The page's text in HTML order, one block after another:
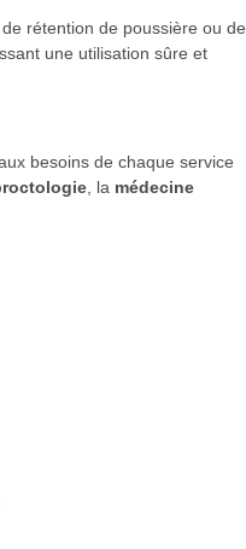
rétention de poussière ou de
une utilisation sûre et
besoins de chaque service
, la médecine